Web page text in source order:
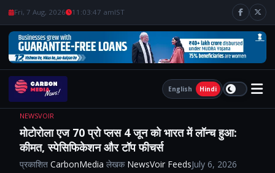
Fri, 7 Aug, 2026 11:03:48 amIST
English Hindi
NEWSVOIR
मोटोरोला एज 70 प्रो प्लस 4 जून को भारत में लॉन्च हुआ:
कीमत, स्पेसिफिकेशन और टॉप फीचर्स
प्रकाशित CarbonMedia लेखक NewsVoir FeedsJuly 6, 2026